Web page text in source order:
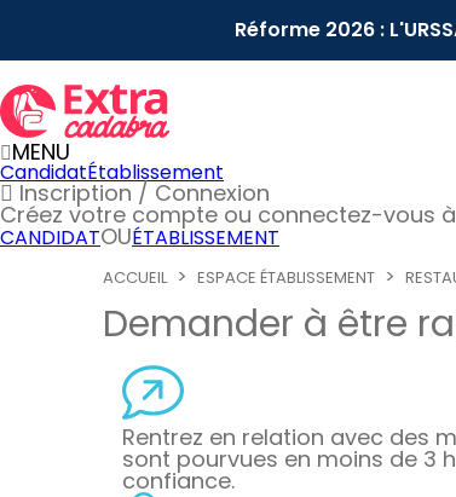
Réforme 2026 :
MENU
CandidatÉtablissement
Inscription / Connexion
Créez votre compte ou connectez-vous
CANDIDATOUÉTABLISSEMENT
ACCUEIL ESPACE ÉTABLISSEMENT
Demander à être
Rentrez en relation avec des
sont pourvues en moins de 3
confiance.